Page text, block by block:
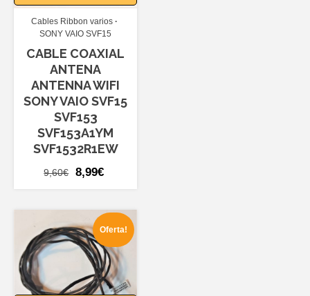
Cables Ribbon varios
SONY VAIO SVF15
CABLE COAXIAL
ANTENA
ANTENNA WIFI
SONY VAIO SVF15
SVF153
SVF153A1YM
SVF1532R1EW
9,60€
El
era:
9,60€.
8,99€
8,99€.
Oferta!